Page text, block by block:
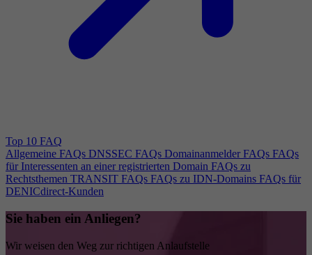
Top 10 FAQ
Allgemeine FAQs DNSSEC FAQs Domainanmelder FAQs FAQs
für Interessenten an einer registrierten Domain FAQs zu
Rechtsthemen TRANSIT FAQs FAQs zu IDN-Domains FAQs für
DENICdirect-Kunden
Sie haben ein Anliegen?
Wir weisen den Weg zur richtigen Anlaufstelle